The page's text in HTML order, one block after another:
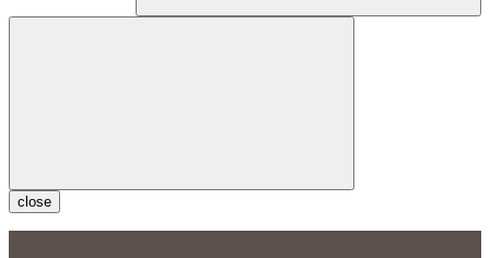
close